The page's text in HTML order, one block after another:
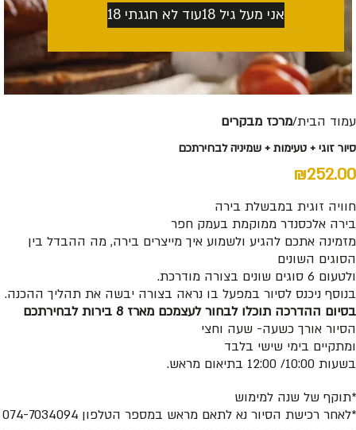
אני מעל גיל 18 עוד לא חגגתי 18
עמוד הבית מרכז מבקרים
סיור זוגי + טעימות + שמיניה לבחירתכם
₪252.00
חוויה זוגית במבשלת בירה
בירה אלכסנדר ממוקמת בעמק חפר
מזמינה אתכם להגיע ולשמוע איך מייצרים בירה, מה ההבדל בין
הסוגים השונים
ולטעום 6 סוגים שונים בצורה מודרכת.
בנוסף ניכנס לסיור במפעל בו נראה בצורה יבשה את תהליך ההכנה.
בסיום ההדרכה תוכלו לבחור לעצמכם מארז 8 בירות לבחירתכם
הסיור אורך כשעה- שעה וחצי
ומתקיים בימי שישי בלבד
בשעות 10:00/ 12:00 בתיאום מראש.
*תוקף של שנה למימוש
*לאחר רכישת הסיור נא לתאם מראש במספר הטלפון 074-7034094